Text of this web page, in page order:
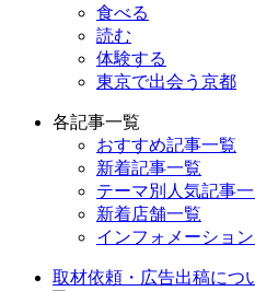
食べる
読む
体験する
東京で出会う京都
各記事一覧
おすすめ記事一覧
新着記事一覧
テーマ別人気記事
新着店舗一覧
インフォメーショ
取材依頼・広告出稿につ